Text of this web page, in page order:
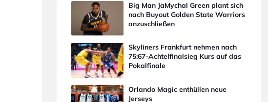
Big Man JaMychal Green plant sich
nach Buyout Golden State Warriors
anzuschließen
Skyliners Frankfurt nehmen nach
75:67-Achtelfinalsieg Kurs auf das
Pokalfinale
Orlando Magic enthüllen neue
Jerseys